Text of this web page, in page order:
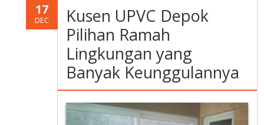
17
DEC
Kusen UPVC Depok
Pilihan Ramah
Lingkungan yang
Banyak Keunggulannya